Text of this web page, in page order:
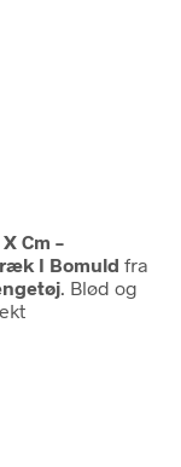
Cm –
I Bomuld fra
. Blød og